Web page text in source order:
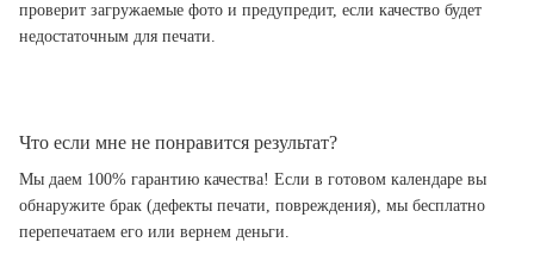
проверит загружаемые фото и предупредит, если качество будет
недостаточным для печати.
Что если мне не понравится результат?
Мы даем 100% гарантию качества! Если в готовом календаре вы
обнаружите брак (дефекты печати, повреждения), мы бесплатно
перепечатаем его или вернем деньги.